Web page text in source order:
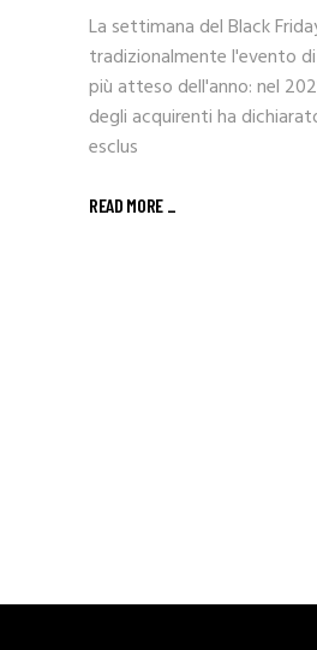
La settimana del Black
tradizionalmente l'evento
più atteso dell'anno: nel
degli acquirenti ha
esclus
READ MORE _